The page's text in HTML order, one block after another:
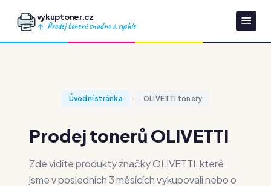
vykuptoner.cz
Prodej tonerů snadno a rychle
Úvodní stránka OLIVETTI tonery
Prodej tonerů OLIVETTI
Zde vidíte produkty značky OLIVETTI, které
jsme v posledních 3 měsících vykupovali nebo o